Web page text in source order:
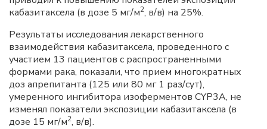
кабазитаксела (в дозе 5 мг/м2, в/в) на 25%.
Результаты исследования лекарственного
взаимодействия кабазитаксела, проведенного с
участием 13 пациентов с распространенными
формами рака, показали, что прием многократных
доз апрепитанта (125 или 80 мг 1 раз/сут),
умеренного ингибитора изоферментов CYP3A, не
изменял показатели экспозиции кабазитаксела (в
дозе 15 мг/м2, в/в).